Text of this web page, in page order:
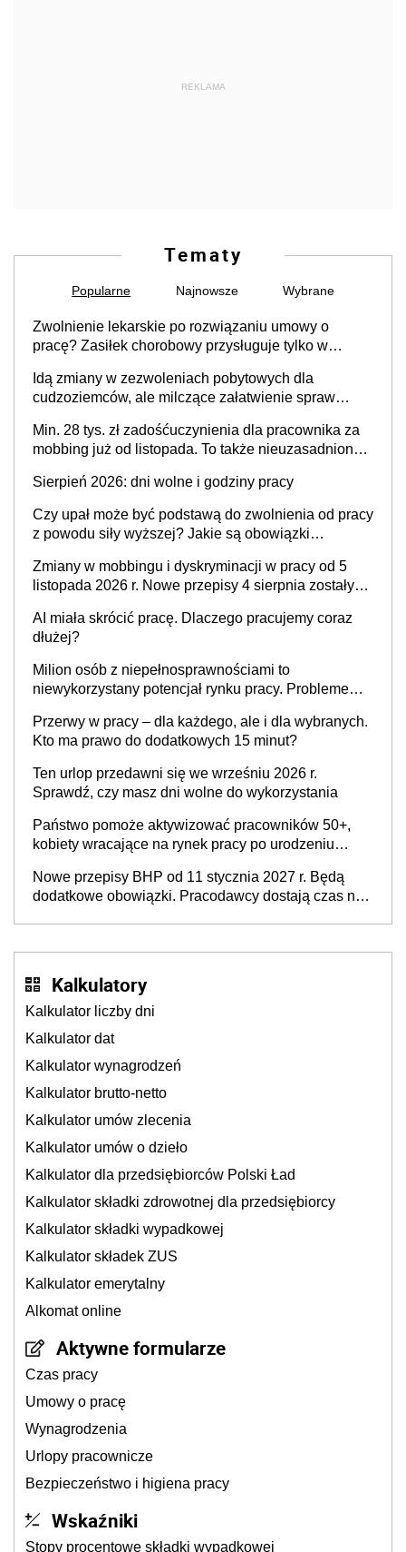
REKLAMA
Tematy
Popularne Najnowsze Wybrane
Zwolnienie lekarskie po rozwiązaniu umowy o
pracę? Zasiłek chorobowy przysługuje tylko w
stosunku pracy
Idą zmiany w zezwoleniach pobytowych dla
cudzoziemców, ale milczące załatwienie spraw
Min. 28 tys. zł zadośćuczynienia dla pracownika za
mobbing już od listopada. To także nieuzasadniona
Sierpień 2026: dni wolne i godziny pracy
Czy upał może być podstawą do zwolnienia od pracy
z powodu siły wyższej? Jakie są obowiązki
Zmiany w mobbingu i dyskryminacji w pracy od 5
listopada 2026 r. Nowe przepisy 4 sierpnia zostały
AI miała skrócić pracę. Dlaczego pracujemy coraz
dłużej?
Milion osób z niepełnosprawnościami to
niewykorzystany potencjał rynku pracy. Problemem
refundacji, ale bariery po stronie systemu i
świadomości pracodawców [WYWIAD]
Przerwy w pracy – dla każdego, ale i dla wybranych.
Kto ma prawo do dodatkowych 15 minut?
Ten urlop przedawni się we wrześniu 2026 r.
Sprawdź, czy masz dni wolne do wykorzystania
Państwo pomoże aktywizować pracowników 50+,
kobiety wracające na rynek pracy po urodzeniu
neuroatypowe. Powstanie Fundusz na rzecz
Inkluzywności w Zatrudnianiu?
Nowe przepisy BHP od 11 stycznia 2027 r. Będą
dodatkowe obowiązki. Pracodawcy dostają czas na
Kalkulatory
Kalkulator liczby dni
Kalkulator dat
Kalkulator wynagrodzeń
Kalkulator brutto-netto
Kalkulator umów zlecenia
Kalkulator umów o dzieło
Kalkulator dla przedsiębiorców Polski Ład
Kalkulator składki zdrowotnej dla przedsiębiorcy
Kalkulator składki wypadkowej
Kalkulator składek ZUS
Kalkulator emerytalny
Alkomat online
Aktywne formularze
Czas pracy
Umowy o pracę
Wynagrodzenia
Urlopy pracownicze
Bezpieczeństwo i higiena pracy
Wskaźniki
Stopy procentowe składki wypadkowej